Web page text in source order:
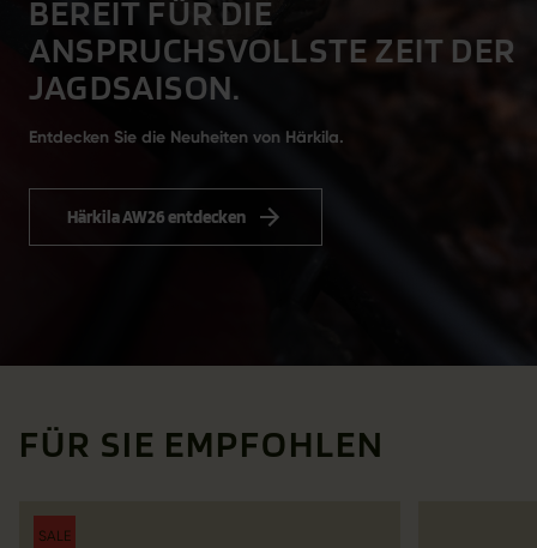
BEREIT FÜR DIE
ANSPRUCHSVOLLSTE ZEIT DER
JAGDSAISON.
Entdecken Sie die Neuheiten von Härkila.
Härkila AW26 entdecken
FÜR SIE EMPFOHLEN
SALE